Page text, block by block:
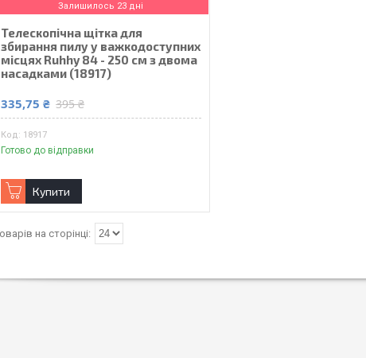
Залишилось 23 дні
Телескопічна щітка для
збирання пилу у важкодоступних
місцях Ruhhy 84 - 250 см з двома
насадками (18917)
335,75 ₴ 395 ₴
18917
Готово до відправки
Купити